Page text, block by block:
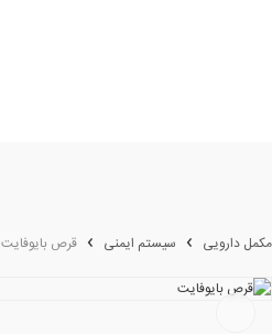
مکمل دارویی سیستم ایمنی قرص بایوفایت